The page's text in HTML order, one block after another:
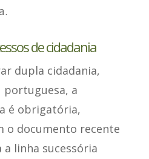
de cidadania
dupla cidadania,
portuguesa, a
é obrigatória,
o documento recente
linha sucessória